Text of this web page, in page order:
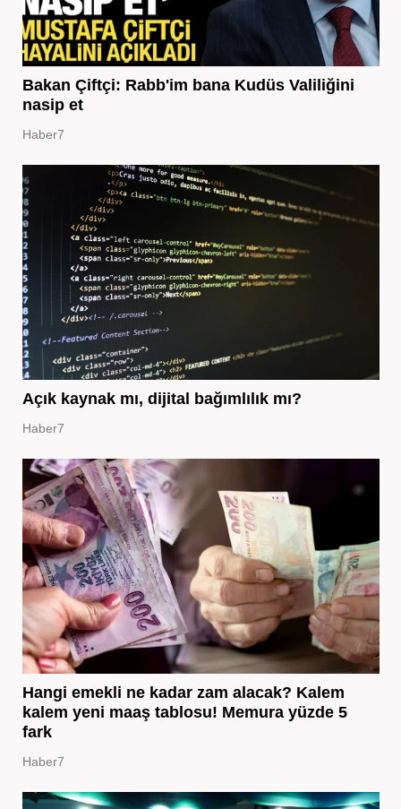
Bakan Çiftçi: Rabb'im bana Kudüs Valiliğini
nasip et
Haber7
Açık kaynak mı, dijital bağımlılık mı?
Haber7
Hangi emekli ne kadar zam alacak? Kalem
kalem yeni maaş tablosu! Memura yüzde 5
fark
Haber7